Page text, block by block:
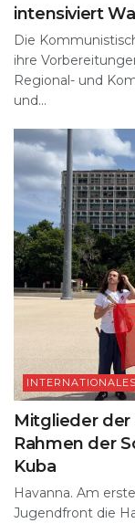
intensiviert
Die
ihre
Regional- und
und...
INTERNATIONALES
Mitglieder
Rahmen der
Kuba
Havanna. Am
Jugendfront die